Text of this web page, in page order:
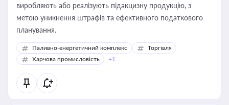
виробляють або реалізують підакцизну продукцію, з
метою уникнення штрафів та ефективного податкового
планування.
Паливно-енергетичний комплекс
Торгівля
Харчова промисловість
+1